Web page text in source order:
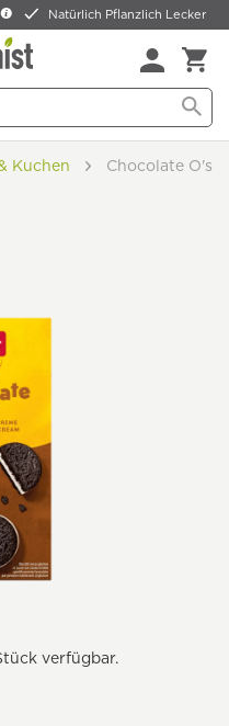
Natürlich Pflanzlich Lecker
Kuchen Chocolate O's
verfügbar.